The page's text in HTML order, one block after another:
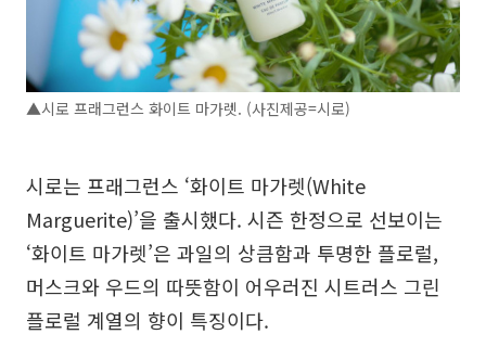
▲시로 프래그런스 화이트 마가렛. (사진제공=시로)
시로는 프래그런스 ‘화이트 마가렛(White
Marguerite)’을 출시했다. 시즌 한정으로 선보이는
‘화이트 마가렛’은 과일의 상큼함과 투명한 플로럴,
머스크와 우드의 따뜻함이 어우러진 시트러스 그린
플로럴 계열의 향이 특징이다.